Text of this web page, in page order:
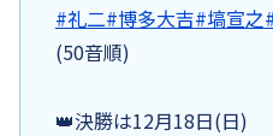
#礼二#博多大吉#塙宣之
(50音順)
👑決勝は12月18日(日)